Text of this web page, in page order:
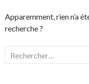
Apparemment, rien n’a
recherche ?
Rechercher :